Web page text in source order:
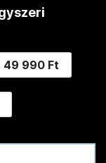
49 990 Ft